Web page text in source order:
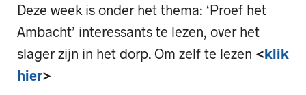
Deze week is onder het thema: ‘Proef het
Ambacht’ interessants te lezen, over het
slager zijn in het dorp. Om zelf te lezen <klik
hier>